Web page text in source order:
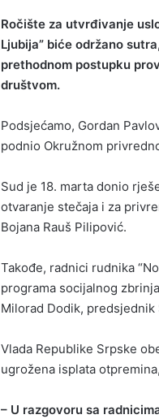
Ročište za utvrđivanje
Ljubija” biće održano
prethodnom postupku
društvom.
Podsjećamo, Gordan
podnio Okružnom
Sud je 18. marta donio
otvaranje stečaja i za
Bojana Rauš Pilipović.
Takođe, radnici rudnika
programa socijalnog
Milorad Dodik, predsjednik
Vlada Republike Srpske
ugrožena isplata
– U razgovoru sa